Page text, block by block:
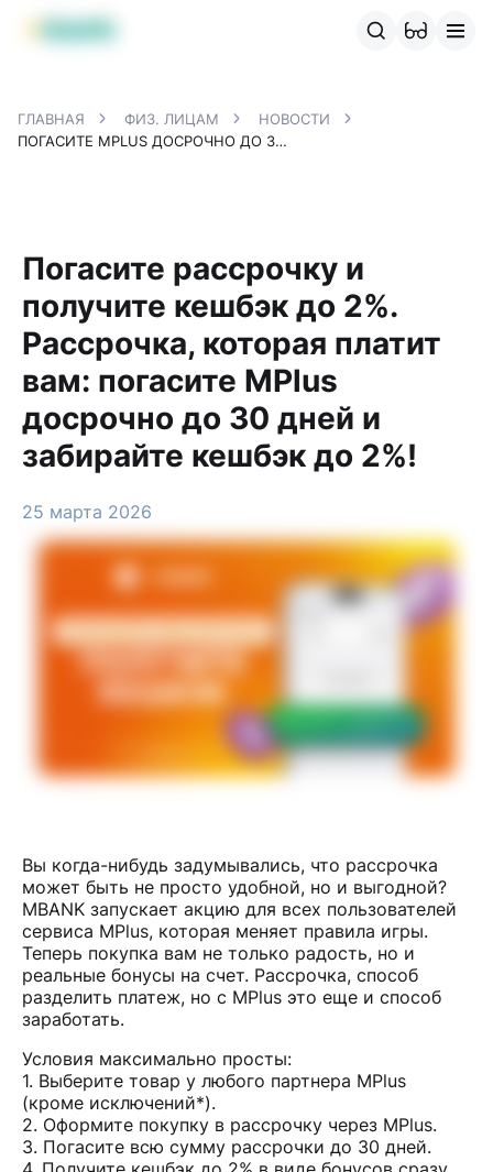
Продукты MBANK
ГЛАВНАЯ ФИЗ. ЛИЦАМ
НОВОСТИ
ПОГАСИТЕ MPLUS ДОСРОЧНО ДО 30 ДНЕЙ И ЗАБИРАЙТЕ КЕШБЭК ДО 2%!
Погасите рассрочку и
получите кешбэк до 2%.
Рассрочка, которая платит
вам: погасите MPlus
досрочно до 30 дней и
забирайте кешбэк до 2%!
25 марта 2026
Вы когда-нибудь задумывались, что рассрочка
может быть не просто удобной, но и выгодной?
MBANK запускает акцию для всех пользователей
сервиса MPlus, которая меняет правила игры.
Теперь покупка вам не только радость, но и
реальные бонусы на счет. Рассрочка, способ
разделить платеж, но с MPlus это еще и способ
заработать.
Условия максимально просты:
1. Выберите товар у любого партнера MPlus
(кроме исключений*).
2. Оформите покупку в рассрочку через MPlus.
3. Погасите всю сумму рассрочки до 30 дней.